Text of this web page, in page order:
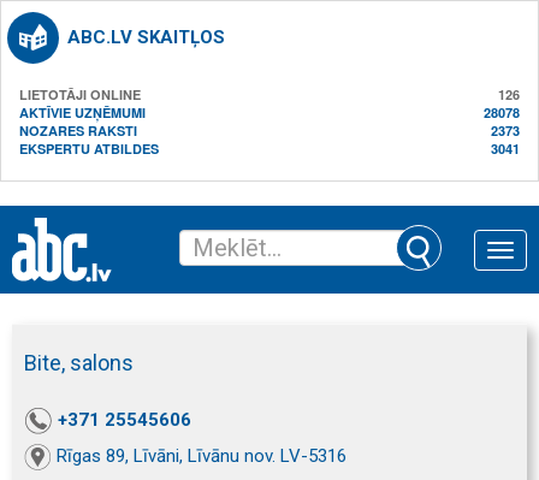
ABC.LV SKAITĻOS
LIETOTĀJI ONLINE
126
AKTĪVIE UZŅĒMUMI
28078
NOZARES RAKSTI
2373
EKSPERTU ATBILDES
3041
Toggle
Bite, salons
+371 25545606
Rīgas 89, Līvāni, Līvānu nov. LV-5316